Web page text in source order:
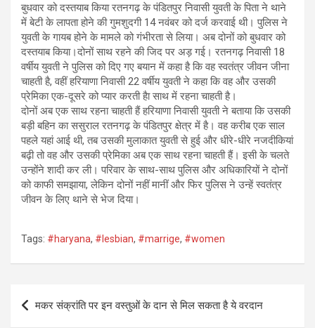
बुधवार को दस्‍तयाब किया रतनगढ़ के पंडितपुर निवासी युवती के पिता ने थाने
में बेटी के लापता होने की गुमशुदगी 14 नवंबर को दर्ज करवाई थी। पुलिस ने
युवती के गायब होने के मामले को गंभीरता से लिया। अब दोनों को बुधवार को
दस्‍तयाब किया।दोनों साथ रहने की जिद पर अड़ गई। रतनगढ़ निवासी 18
वर्षीय युवती ने पुलिस को दिए गए बयान में कहा है कि वह स्वतंत्र जीवन जीना
चाहती है, वहीं हरियाणा निवासी 22 वर्षीय युवती ने कहा कि वह और उसकी
प्रेमिका एक-दूसरे को प्यार करती हैा साथ में रहना चाहती है।
दोनों अब एक साथ रहना चाहती हैं हरियाणा निवासी युवती ने बताया कि उसकी
बड़ी बहिन का ससुराल रतनगढ़ के पंडितपुर क्षेत्र में है। वह करीब एक साल
पहले यहां आई थी, तब उसकी मुलाकात युवती से हुई और धीरे-धीरे नजदीकियां
बढ़ी तो वह और उसकी प्रेमिका अब एक साथ रहना चाहती हैं। इसी के चलते
उन्होंने शादी कर ली। परिवार के साथ-साथ पुलिस और अधिकारियों ने दोनों
को काफी समझाया, लेकिन दोनों नहीं मानीं और फिर पुलिस ने उन्हें स्वतंत्र
जीवन के लिए थाने से भेज दिया।
Tags: #haryana, #lesbian, #marrige, #women
Post
navigation
मकर संक्रांति पर इन वस्तुओं के दान से मिल सकता है ये वरदान